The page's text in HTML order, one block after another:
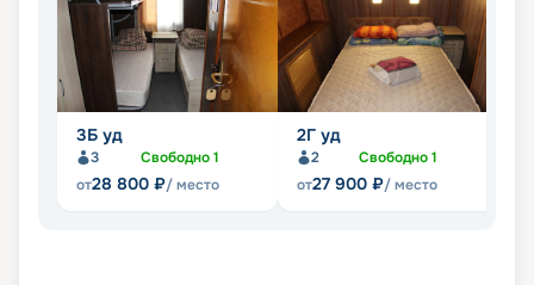
3Б уд
3 Свободно1
от28 800 ₽/ место
2Г уд
2 Свободно1
от27 900 ₽/ место